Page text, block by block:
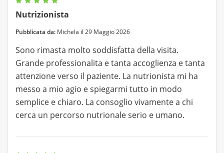
Nutrizionista
Pubblicata da: Michela il 29 Maggio 2026
Sono rimasta molto soddisfatta della visita.
Grande professionalita e tanta accoglienza e tanta
attenzione verso il paziente. La nutrionista mi ha
messo a mio agio e spiegarmi tutto in modo
semplice e chiaro. La consoglio vivamente a chi
cerca un percorso nutrionale serio e umano.